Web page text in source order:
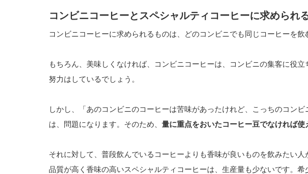
コンビニコーヒーとスペシャルティコーヒーに求められ
コンビニコーヒーに求められるものは、どのコンビニでも同じコーヒーを飲
もちろん、美味しくなければ、コンビニコーヒーは、コンビニの集客に役
努力はしているでしょう。
しかし、「あのコンビニのコーヒーは苦味があったけれど、こっちのコン
は、問題になります。そのため、 量に重点をおいたコーヒー豆でなければ使
それに対して、普段飲んでいるコーヒーよりも香味が良いものを飲みたい人
品質が高く香味の高いスペシャルティコーヒーは、生産量も少ないです。